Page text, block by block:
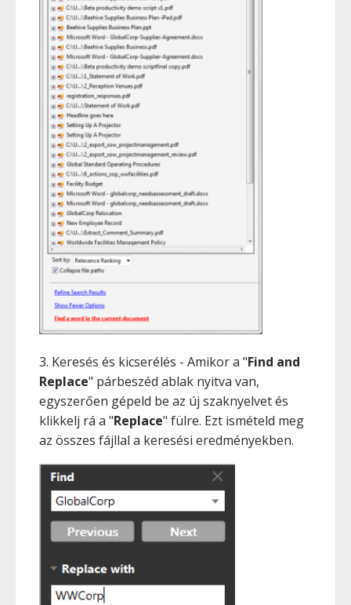
3. Keresés és kicserélés - Amikor a "Find and
Replace" párbeszéd ablak nyitva van,
egyszerően gépeld be az új szaknyelvet és
klikkelj rá a "Replace" fülre. Ezt ismételd meg
az összes fájllal a keresési eredményekben.